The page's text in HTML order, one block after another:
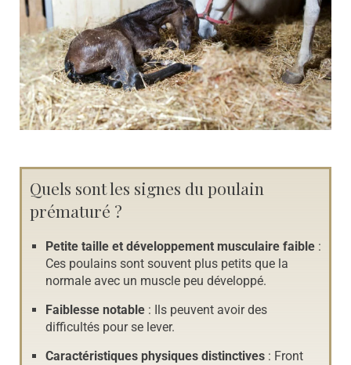
Quels sont les signes du poulain
prématuré ?
Petite taille et développement musculaire faible :
Ces poulains sont souvent plus petits que la
normale avec un muscle peu développé.
Faiblesse notable : Ils peuvent avoir des
difficultés pour se lever.
Caractéristiques physiques distinctives : Front